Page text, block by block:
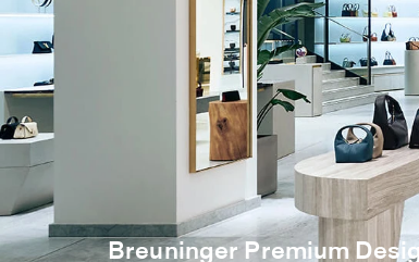
Breuninger Premium